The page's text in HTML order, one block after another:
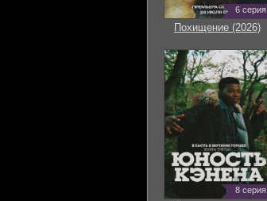
6 серия
Похищение (2026)
8 серия